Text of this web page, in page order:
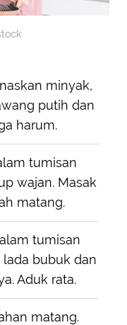
minyak,
putih dan
harum.
tumisan
wajan. Masak
matang.
tumisan
bubuk dan
Aduk rata.
matang.